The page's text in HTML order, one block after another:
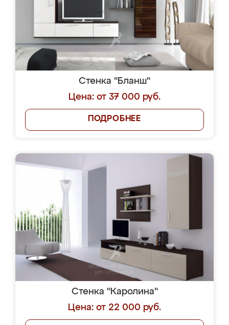
Стенка "Бланш"
Цена: от 37 000 руб.
ПОДРОБНЕЕ
Стенка "Каролина"
Цена: от 22 000 руб.